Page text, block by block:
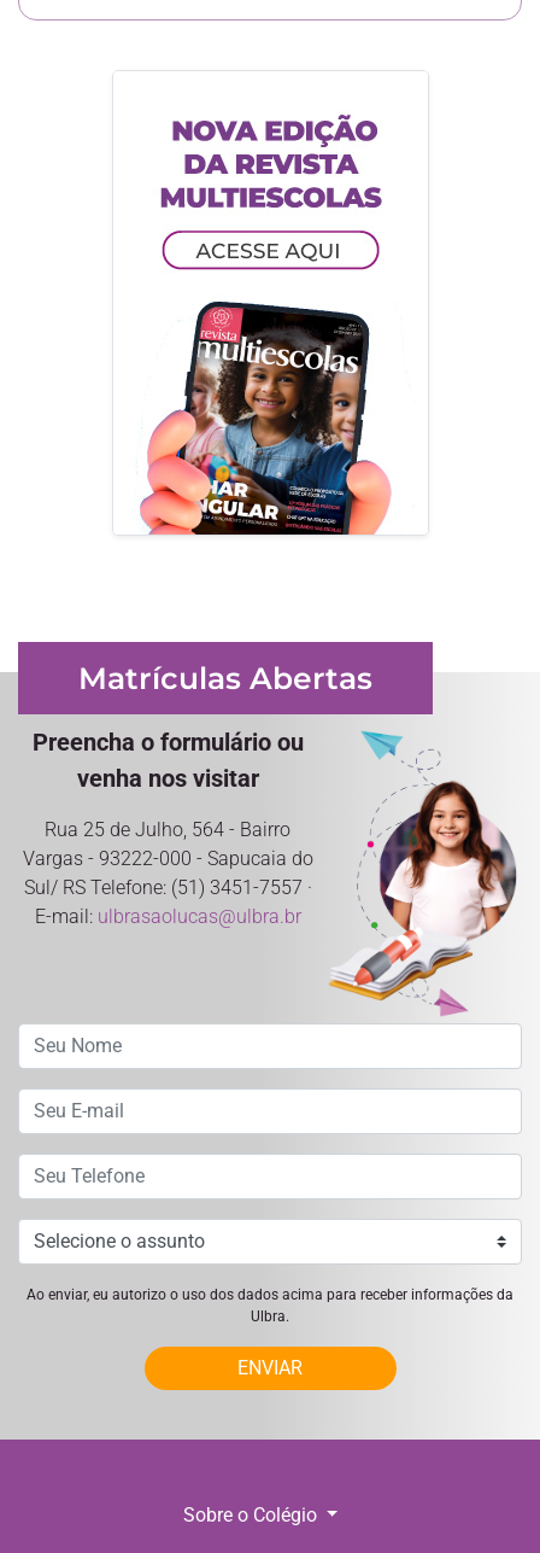
Matrículas Abertas
Preencha o formulário ou
venha nos visitar
Rua 25 de Julho, 564 - Bairro
Vargas - 93222-000 - Sapucaia do
Sul/ RS Telefone: (51) 3451-7557 ·
E-mail: ulbrasaolucas@ulbra.br
Ao enviar, eu autorizo o uso dos dados acima para receber informações da
Ulbra.
ENVIAR
Sobre o Colégio